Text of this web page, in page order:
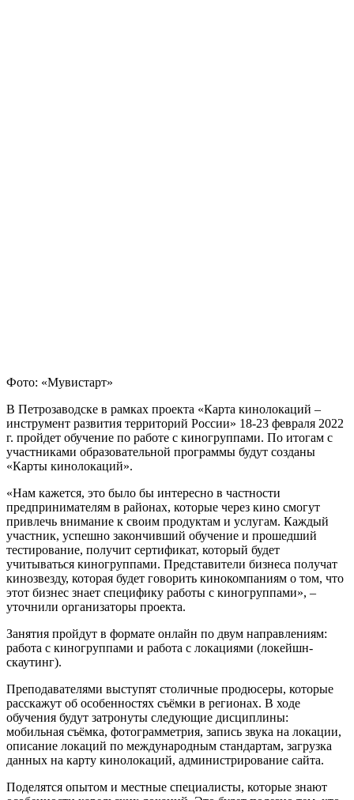
Фото: «Мувистарт»
В Петрозаводске в рамках проекта «Карта кинолокаций –
инструмент развития территорий России» 18-23 февраля 2022
г. пройдет обучение по работе с киногруппами. По итогам с
участниками образовательной программы будут созданы
«Карты кинолокаций».
«Нам кажется, это было бы интересно в частности
предпринимателям в районах, которые через кино смогут
привлечь внимание к своим продуктам и услугам. Каждый
участник, успешно закончивший обучение и прошедший
тестирование, получит сертификат, который будет
учитываться киногруппами. Представители бизнеса получат
кинозвезду, которая будет говорить кинокомпаниям о том, что
этот бизнес знает специфику работы с киногруппами», –
уточнили организаторы проекта.
Занятия пройдут в формате онлайн по двум направлениям:
работа с киногруппами и работа с локациями (локейшн-
скаутинг).
Преподавателями выступят столичные продюсеры, которые
расскажут об особенностях съёмки в регионах. В ходе
обучения будут затронуты следующие дисциплины:
мобильная съёмка, фотограмметрия, запись звука на локации,
описание локаций по международным стандартам, загрузка
данных на карту кинолокаций, администрирование сайта.
Поделятся опытом и местные специалисты, которые знают